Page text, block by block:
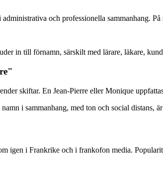
och professionella sammanhang.
in till förnamn, särskilt med lärare, läkare,
skiftar. En Jean-Pierre eller Monique
i sammanhang, med ton och social distans,
igen i Frankrike och i frankofon media.